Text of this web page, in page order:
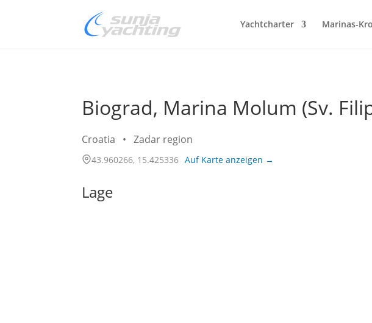
Yachtcharter Marinas-
Biograd, Marina Molum (Sv.
Croatia • Zadar region
43.960266, 15.425336 Auf Karte anzeigen →
Lage